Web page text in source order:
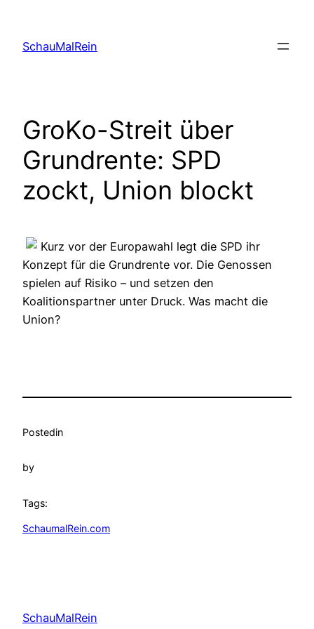
content
SchauMalRein
GroKo-Streit über
Grundrente: SPD
zockt, Union blockt
Kurz vor der Europawahl legt die SPD ihr
Konzept für die Grundrente vor. Die Genossen
spielen auf Risiko – und setzen den
Koalitionspartner unter Druck. Was macht die
Union?
Postedin
by
Tags:
SchaumalRein.com
SchauMalRein